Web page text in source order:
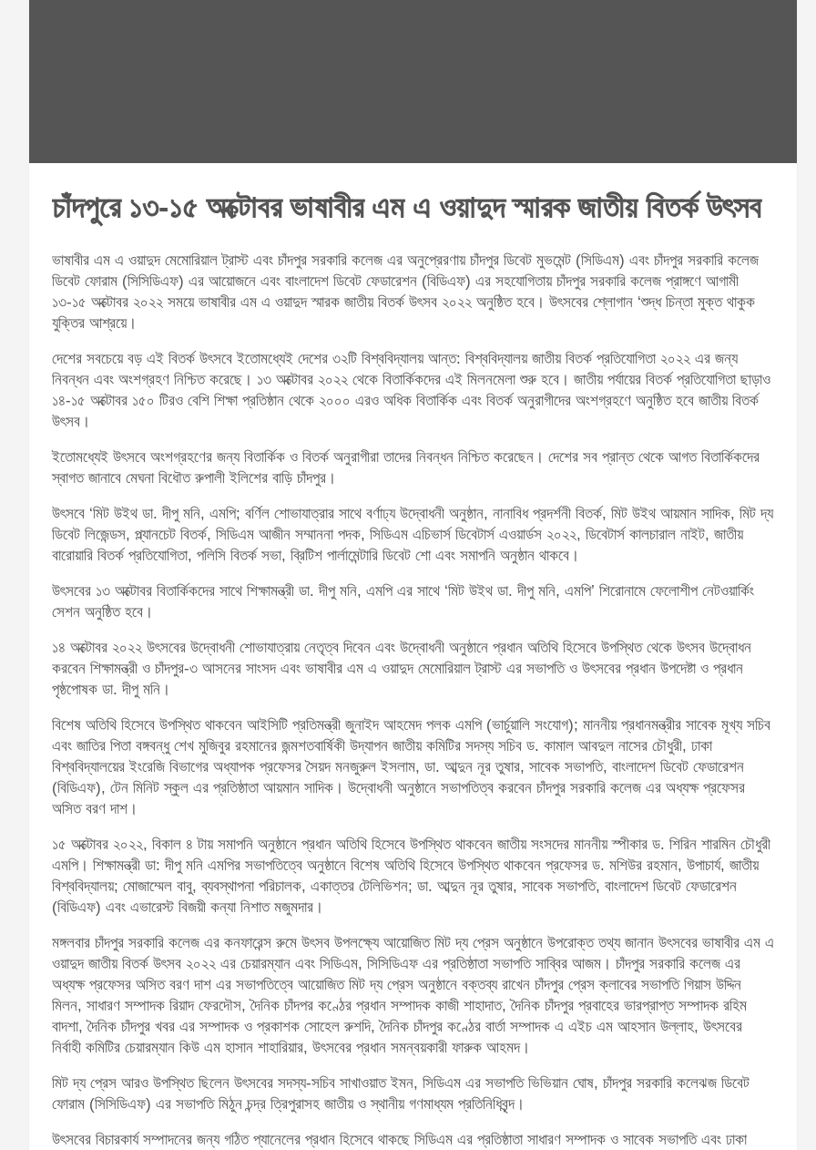
চাঁদপুরে ১৩-১৫ অক্টোবর ভাষাবীর এম এ ওয়াদুদ স্মারক জাতীয় বিতর্ক উৎসব
ভাষাবীর এম এ ওয়াদুদ মেমোরিয়াল ট্রাস্ট এবং চাঁদপুর সরকারি কলেজ এর অনুপ্রেরণায় চাঁদপুর ডিবেট মুভমেন্ট (সিডিএম) এবং চাঁদপুর সরকারি কলেজ
ডিবেট ফোরাম (সিসিডিএফ) এর আয়োজনে এবং বাংলাদেশ ডিবেট ফেডারেশন (বিডিএফ) এর সহযোগিতায় চাঁদপুর সরকারি কলেজ প্রাঙ্গণে আগামী
১৩-১৫ অক্টোবর ২০২২ সময়ে ভাষাবীর এম এ ওয়াদুদ স্মারক জাতীয় বিতর্ক উৎসব ২০২২ অনুষ্ঠিত হবে। উৎসবের শ্লোগান ‘শুদ্ধ চিন্তা মুক্ত থাকুক
যুক্তির আশ্রয়ে।
দেশের সবচেয়ে বড় এই বিতর্ক উৎসবে ইতোমধ্যেই দেশের ৩২টি বিশ্ববিদ্যালয় আন্ত: বিশ্ববিদ্যালয় জাতীয় বিতর্ক প্রতিযোগিতা ২০২২ এর জন্য
নিবন্ধন এবং অংশগ্রহণ নিশ্চিত করেছে। ১৩ অক্টোবর ২০২২ থেকে বিতার্কিকদের এই মিলনমেলা শুরু হবে। জাতীয় পর্যায়ের বিতর্ক প্রতিযোগিতা ছাড়াও
১৪-১৫ অক্টোবর ১৫০ টিরও বেশি শিক্ষা প্রতিষ্ঠান থেকে ২০০০ এরও অধিক বিতার্কিক এবং বিতর্ক অনুরাগীদের অংশগ্রহণে অনুষ্ঠিত হবে জাতীয় বিতর্ক
উৎসব।
ইতোমধ্যেই উৎসবে অংশগ্রহণের জন্য বিতার্কিক ও বিতর্ক অনুরাগীরা তাদের নিবন্ধন নিশ্চিত করেছেন। দেশের সব প্রান্ত থেকে আগত বিতার্কিকদের
স্বাগত জানাবে মেঘনা বিধৌত রুপালী ইলিশের বাড়ি চাঁদপুর।
উৎসবে ‘মিট উইথ ডা. দীপু মনি, এমপি; বর্ণিল শোভাযাত্রার সাথে বর্ণাঢ্য উদ্বোধনী অনুষ্ঠান, নানাবিধ প্রদর্শনী বিতর্ক, মিট উইথ আয়মান সাদিক, মিট দ্য
ডিবেট লিজেন্ডস, প্ল্যানচেট বিতর্ক, সিডিএম আজীন সম্মাননা পদক, সিডিএম এচিভার্স ডিবেটার্স এওয়ার্ডস ২০২২, ডিবেটার্স কালচারাল নাইট, জাতীয়
বারোয়ারি বিতর্ক প্রতিযোগিতা, পলিসি বিতর্ক সভা, ব্রিটিশ পার্লামেন্টারি ডিবেট শো এবং সমাপনি অনুষ্ঠান থাকবে।
উৎসবের ১৩ অক্টোবর বিতার্কিকদের সাথে শিক্ষামন্ত্রী ডা. দীপু মনি, এমপি এর সাথে ‘মিট উইথ ডা. দীপু মনি, এমপি’ শিরোনামে ফেলোশীপ নেটওয়ার্কিং
সেশন অনুষ্ঠিত হবে।
১৪ অক্টোবর ২০২২ উৎসবের উদ্বোধনী শোভাযাত্রায় নেতৃত্ব দিবেন এবং উদ্বোধনী অনুষ্ঠানে প্রধান অতিথি হিসেবে উপস্থিত থেকে উৎসব উদ্বোধন
করবেন শিক্ষামন্ত্রী ও চাঁদপুর-৩ আসনের সাংসদ এবং ভাষাবীর এম এ ওয়াদুদ মেমোরিয়াল ট্রাস্ট এর সভাপতি ও উৎসবের প্রধান উপদেষ্টা ও প্রধান
পৃষ্ঠপোষক ডা. দীপু মনি।
বিশেষ অতিথি হিসেবে উপস্থিত থাকবেন আইসিটি প্রতিমন্ত্রী জুনাইদ আহমেদ পলক এমপি (ভার্চুয়ালি সংযোগ); মাননীয় প্রধানমন্ত্রীর সাবেক মূখ্য সচিব
এবং জাতির পিতা বঙ্গবন্ধু শেখ মুজিবুর রহমানের জন্মশতবার্ষিকী উদ্যাপন জাতীয় কমিটির সদস্য সচিব ড. কামাল আবদুল নাসের চৌধুরী, ঢাকা
বিশ্ববিদ্যালয়ের ইংরেজি বিভাগের অধ্যাপক প্রফেসর সৈয়দ মনজুরুল ইসলাম, ডা. আব্দুন নূর তুষার, সাবেক সভাপতি, বাংলাদেশ ডিবেট ফেডারেশন
(বিডিএফ), টেন মিনিট স্কুল এর প্রতিষ্ঠাতা আয়মান সাদিক। উদ্বোধনী অনুষ্ঠানে সভাপতিত্ব করবেন চাঁদপুর সরকারি কলেজ এর অধ্যক্ষ প্রফেসর
অসিত বরণ দাশ।
১৫ অক্টোবর ২০২২, বিকাল ৪ টায় সমাপনি অনুষ্ঠানে প্রধান অতিথি হিসেবে উপস্থিত থাকবেন জাতীয় সংসদের মাননীয় স্পীকার ড. শিরিন শারমিন চৌধুরী
এমপি। শিক্ষামন্ত্রী ডা: দীপু মনি এমপির সভাপতিত্বে অনুষ্ঠানে বিশেষ অতিথি হিসেবে উপস্থিত থাকবেন প্রফেসর ড. মশিউর রহমান, উপাচার্য, জাতীয়
বিশ্ববিদ্যালয়; মোজাম্মেল বাবু, ব্যবস্থাপনা পরিচালক, একাত্তর টেলিভিশন; ডা. আব্দুন নূর তুষার, সাবেক সভাপতি, বাংলাদেশ ডিবেট ফেডারেশন
(বিডিএফ) এবং এভারেস্ট বিজয়ী কন্যা নিশাত মজুমদার।
মঙ্গলবার চাঁদপুর সরকারি কলেজ এর কনফারেন্স রুমে উৎসব উপলক্ষ্যে আয়োজিত মিট দ্য প্রেস অনুষ্ঠানে উপরোক্ত তথ্য জানান উৎসবের ভাষাবীর এম এ
ওয়াদুদ জাতীয় বিতর্ক উৎসব ২০২২ এর চেয়ারম্যান এবং সিডিএম, সিসিডিএফ এর প্রতিষ্ঠাতা সভাপতি সাব্বির আজম। চাঁদপুর সরকারি কলেজ এর
অধ্যক্ষ প্রফেসর অসিত বরণ দাশ এর সভাপতিত্বে আয়োজিত মিট দ্য প্রেস অনুষ্ঠানে বক্তব্য রাখেন চাঁদপুর প্রেস ক্লাবের সভাপতি গিয়াস উদ্দিন
মিলন, সাধারণ সম্পাদক রিয়াদ ফেরদৌস, দৈনিক চাঁদপর কণ্ঠের প্রধান সম্পাদক কাজী শাহাদাত, দৈনিক চাঁদপুর প্রবাহের ভারপ্রাপ্ত সম্পাদক রহিম
বাদশা, দৈনিক চাঁদপুর খবর এর সম্পাদক ও প্রকাশক সোহেল রুশদি, দৈনিক চাঁদপুর কণ্ঠের বার্তা সম্পাদক এ এইচ এম আহসান উল্লাহ, উৎসবের
নির্বাহী কমিটির চেয়ারম্যান কিউ এম হাসান শাহারিয়ার, উৎসবের প্রধান সমন্বয়কারী ফারুক আহমদ।
মিট দ্য প্রেস আরও উপস্থিত ছিলেন উৎসবের সদস্য-সচিব সাখাওয়াত ইমন, সিডিএম এর সভাপতি ভিভিয়ান ঘোষ, চাঁদপুর সরকারি কলেঝজ ডিবেট
ফোরাম (সিসিডিএফ) এর সভাপতি মিঠুন চন্দ্র ত্রিপুরাসহ জাতীয় ও স্থানীয় গণমাধ্যম প্রতিনিধিবৃন্দ।
উৎসবের বিচারকার্য সম্পাদনের জন্য গঠিত প্যানেলের প্রধান হিসেবে থাকছে সিডিএম এর প্রতিষ্ঠাতা সাধারণ সম্পাদক ও সাবেক সভাপতি এবং ঢাকা